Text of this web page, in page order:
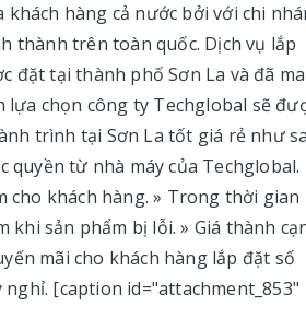
hàng cả nước bởi với chi
thành trên toàn quốc. Dịch vụ lắp
đặt tại thành phố Sơn La và đã
lựa chọn công ty Techglobal sẽ
trình tại Sơn La tốt giá rẻ như
từ nhà máy của Techglobal.
cho khách hàng. » Trong thời gian
sản phẩm bị lỗi. » Giá thành
mãi cho khách hàng lắp đặt số
[caption id="attachment_853"